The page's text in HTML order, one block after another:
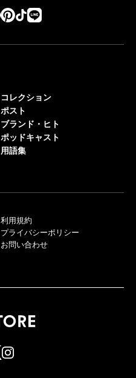
コレクション
ポスト
ブランド・ヒト
ポッドキャスト
用語集
利用規約
プライバシーポリシー
お問い合わせ